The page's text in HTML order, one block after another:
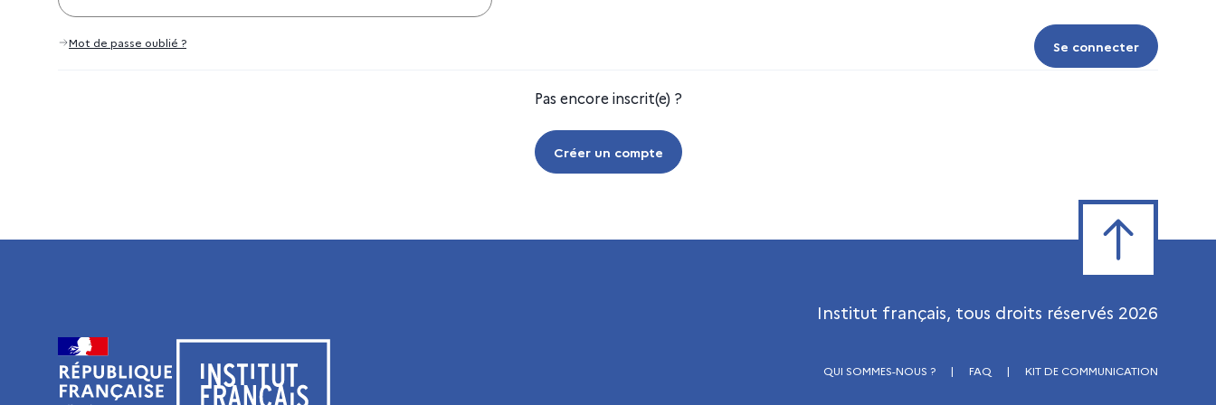
Se connecter
Se connecter
Mot de passe oublié ?
Pas encore inscrit(e) ?
Créer un compte
Visiter le site de l’Institut français
Institut français, tous droits réservés 2026
QUI SOMMES-NOUS ? | FAQ | KIT DE COMMUNICATION